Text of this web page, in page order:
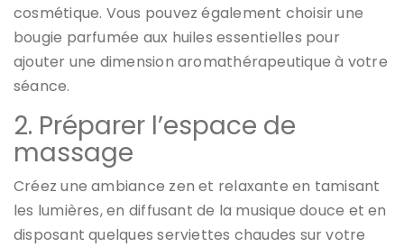
cosmétique. Vous pouvez également choisir une
bougie parfumée aux huiles essentielles pour
ajouter une dimension aromathérapeutique à votre
séance.
2. Préparer l’espace de
massage
Créez une ambiance zen et relaxante en tamisant
les lumières, en diffusant de la musique douce et en
disposant quelques serviettes chaudes sur votre